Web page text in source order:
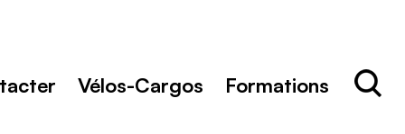
Vélos-Cargos Formations